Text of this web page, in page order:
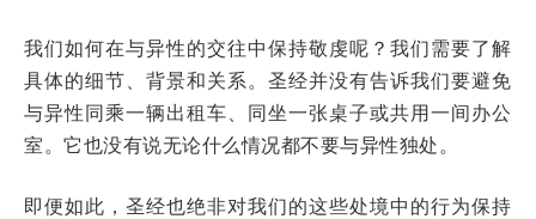
我们如何在与异性的交往中保持敬虔呢？我们需要了解
具体的细节、背景和关系。圣经并没有告诉我们要避免
与异性同乘一辆出租车、同坐一张桌子或共用一间办公
室。它也没有说无论什么情况都不要与异性独处。
即便如此，圣经也绝非对我们的这些处境中的行为保持